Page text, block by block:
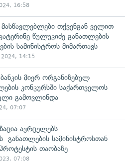
16:58
თქვენგან ველით
წულუკიძე განათლების
სამინისტროს მიმართავს
2024, 14:15
მიერ ორგანიზებულ
კონკურსში საქართველოს
გამოვლინდა
07:07
ავრცელებს
განათლების სამინისტროსთან
თაობაზე
07:08